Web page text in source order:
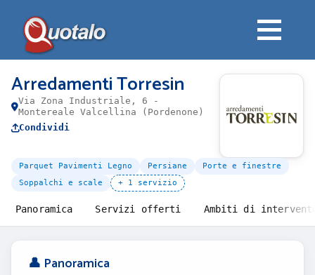
Arredamenti Torresin
Via Zona Industriale, 6 -
Montereale Valcellina (Pordenone)
Condividi
Parquet Pavimenti Legno Persiane
Porte e finestre
Soppalchi e scale
+ 1 servizio
Panoramica Servizi offerti Ambiti di
👤 Panoramica